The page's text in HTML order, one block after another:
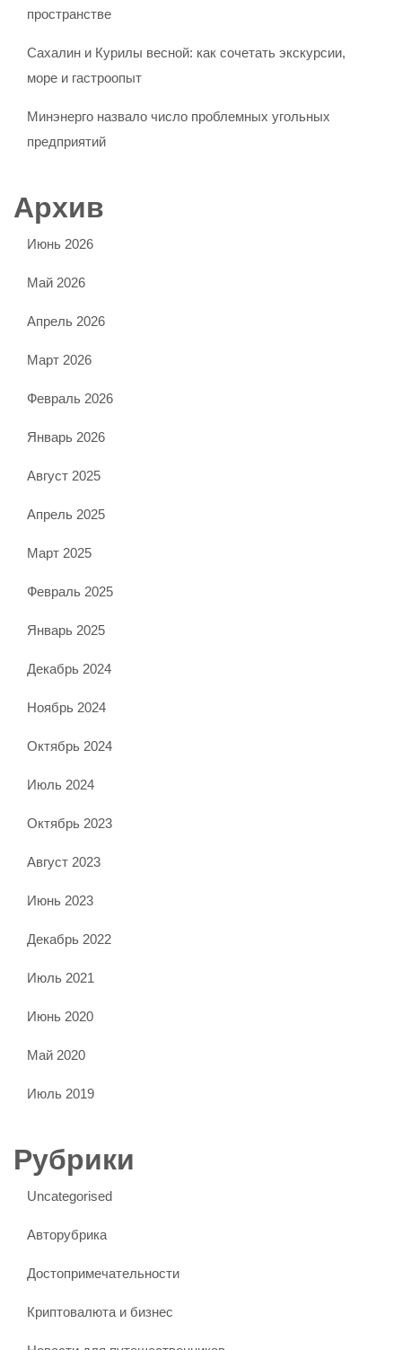
пространстве
Сахалин и Курилы весной: как сочетать экскурсии,
море и гастроопыт
Минэнерго назвало число проблемных угольных
предприятий
Архив
Июнь 2026
Май 2026
Апрель 2026
Март 2026
Февраль 2026
Январь 2026
Август 2025
Апрель 2025
Март 2025
Февраль 2025
Январь 2025
Декабрь 2024
Ноябрь 2024
Октябрь 2024
Июль 2024
Октябрь 2023
Август 2023
Июнь 2023
Декабрь 2022
Июль 2021
Июнь 2020
Май 2020
Июль 2019
Рубрики
Uncategorised
Авторубрика
Достопримечательности
Криптовалюта и бизнес